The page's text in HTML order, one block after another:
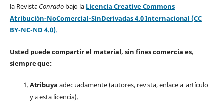
la Revista Conradobajo la Licencia Creative Commons
Atribución-NoComercial-SinDerivadas 4.0 Internacional (CC
BY-NC-ND 4.0).
Usted puede compartir el material, sin fines comerciales,
siempre que:
Atribuya adecuadamente (autores, revista, enlace al artículo
y a esta licencia).